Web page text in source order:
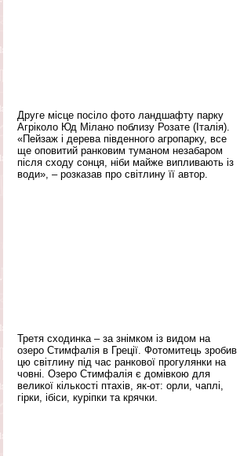
Друге місце посіло фото ландшафту парку
Агріколо Юд Мілано поблизу Розате (Італія).
«Пейзаж і дерева південного агропарку, все
ще оповитий ранковим туманом незабаром
після сходу сонця, ніби майже випливають із
води», – розказав про світлину її автор.
Третя сходинка – за знімком із видом на
озеро Стимфалія в Греції. Фотомитець зробив
цю світлину під час ранкової прогулянки на
човні. Озеро Стимфалія є домівкою для
великої кількості птахів, як-от: орли, чаплі,
гірки, ібіси, куріпки та крячки.